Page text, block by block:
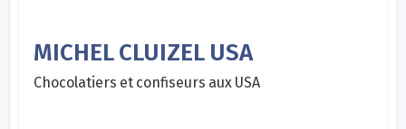
MICHEL CLUIZEL USA
Chocolatiers et confiseurs aux USA